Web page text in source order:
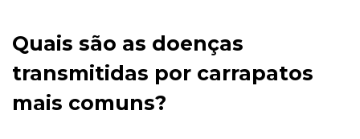
Quais são as doenças
transmitidas por carrapatos
mais comuns?